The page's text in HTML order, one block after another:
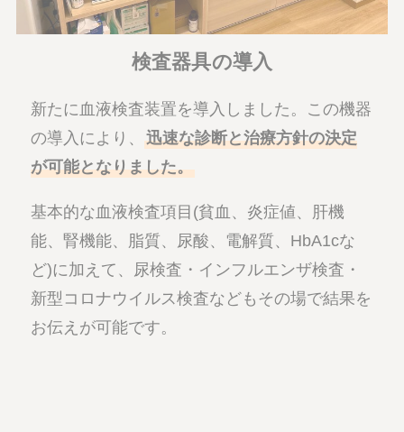
検査器具の導入
新たに血液検査装置を導入しました。この機器
の導入により、迅速な診断と治療方針の決定
が可能となりました。
基本的な血液検査項目(貧血、炎症値、肝機
能、腎機能、脂質、尿酸、電解質、HbA1cな
ど)に加えて、尿検査・インフルエンザ検査・
新型コロナウイルス検査などもその場で結果を
お伝えが可能です。